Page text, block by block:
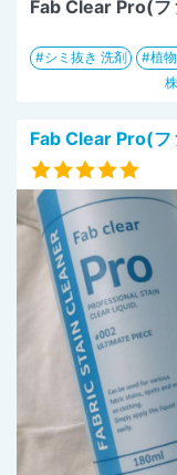
Fab Clear Pro(フ
シミ抜き 洗剤 植
Fab Clear Pro(フ